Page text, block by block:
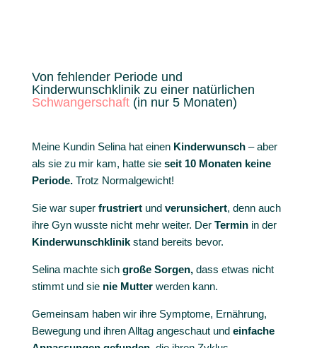
Von fehlender Periode und
Kinderwunschklinik zu einer natürlichen
Schwangerschaft(in nur 5 Monaten)
Meine Kundin Selina hat einen Kinderwunsch– aber
als sie zu mir kam, hatte sieseit 10 Monaten keine
Periode. Trotz Normalgewicht!
Sie war super frustriertund verunsichert, denn auch
ihre Gyn wusste nicht mehr weiter. Der Terminin der
Kinderwunschklinikstand bereits bevor.
Selina machte sichgroße Sorgen,dass etwas nicht
stimmt und sie nie Mutterwerden kann.
Gemeinsam haben wir ihre Symptome, Ernährung,
Bewegung und ihren Alltag angeschaut und einfache